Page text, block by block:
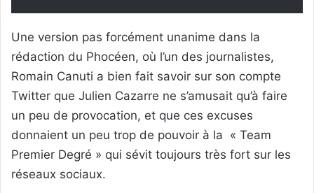
Une version pas forcément unanime dans la
rédaction du Phocéen, où l’un des journalistes,
Romain Canuti a bien fait savoir sur son compte
Twitter que Julien Cazarre ne s’amusait qu’à faire
un peu de provocation, et que ces excuses
donnaient un peu trop de pouvoir à la « Team
Premier Degré » qui sévit toujours très fort sur les
réseaux sociaux.